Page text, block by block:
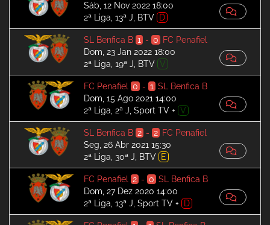
Sáb, 12 Nov 2022 18:00
2ª Liga, 13ª J, BTV
D
SL Benfica B 1 - 0
FC Penafiel
Dom, 23 Jan 2022 18:00
2ª Liga, 19ª J, BTV V
FC Penafiel 0 - 1 SL Benfica B
Dom, 15 Ago 2021 14:00
2ª Liga, 2ª J, Sport TV + V
SL Benfica B 2 - 2 FC Penafiel
Seg, 26 Abr 2021 15:30
2ª Liga, 30ª J, BTV
E
FC Penafiel 2 - 0 SL Benfica B
Dom, 27 Dez 2020 14:00
2ª Liga, 13ª J, Sport TV +
D